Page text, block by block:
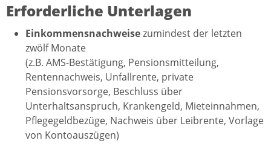
Erforderliche Unterlagen
Einkommensnachweisezumindest der letzten
zwölf Monate
(z.B. AMS-Bestätigung, Pensionsmitteilung,
Rentennachweis, Unfallrente, private
Pensionsvorsorge, Beschluss über
Unterhaltsanspruch, Krankengeld, Mieteinnahmen,
Pflegegeldbezüge, Nachweis über Leibrente, Vorlage
von Kontoauszügen)